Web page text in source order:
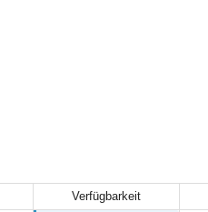
Verfügbarkeit